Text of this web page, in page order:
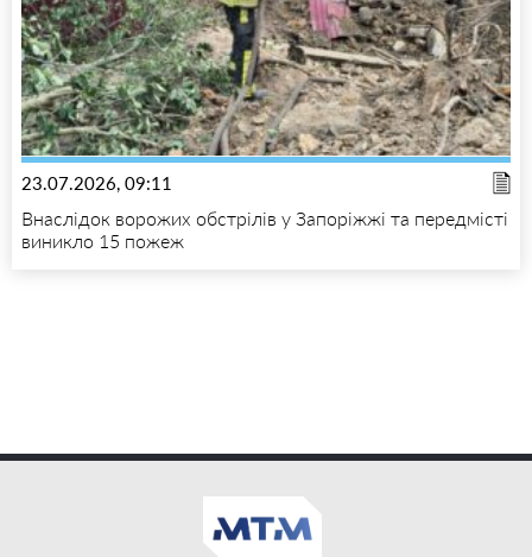
23.07.2026, 09:11
Внаслідок ворожих обстрілів у Запоріжжі та передмісті
виникло 15 пожеж